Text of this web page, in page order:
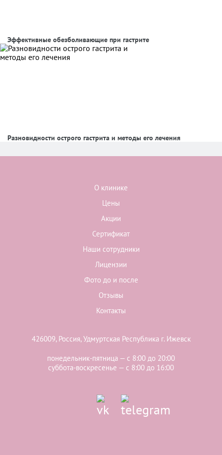
Эффективные обезболивающие при гастрите
Разновидности острого гастрита и методы его лечения
О клинике
Цены
Акции
Сертификат
Наши сотрудники
Лицензии
Фото до и после
Отзывы
Контакты
426009, Россия, Удмуртская Республика г. Ижевск
понедельник-пятница — с 8:00 до 20:00
суббота-воскресенье — с 8:00 до 16:00